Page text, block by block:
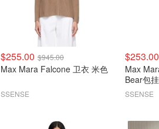
$255.00 $945.00
Max Mara Falcone 卫衣 米色
SSENSE
$253.00
Max
Bear包
SSENSE